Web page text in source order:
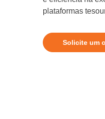
plataformas
Solicite um